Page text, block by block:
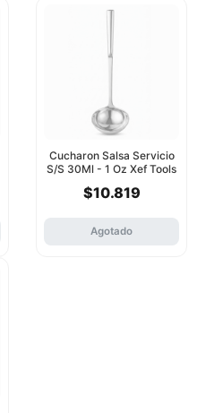
Cucharon Salsa Servicio
S/S 30Ml - 1 Oz Xef Tools
$10.819
Agotado